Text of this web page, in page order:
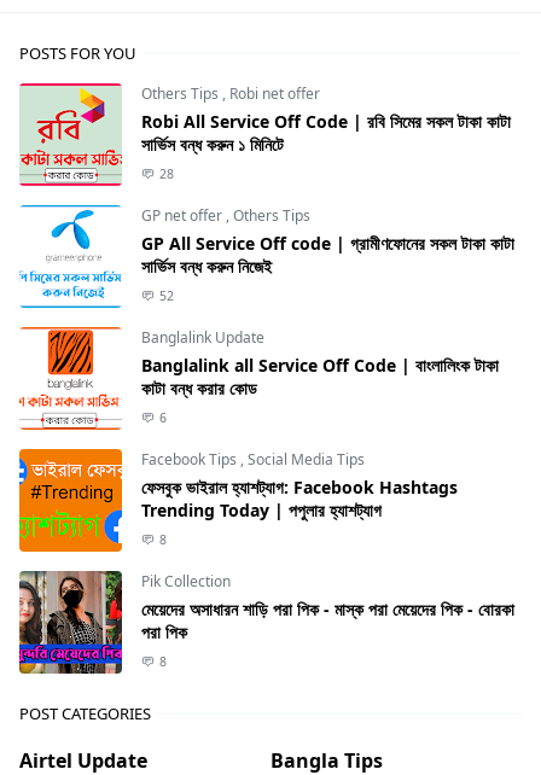
POSTS FOR YOU
Others Tips , Robi net offer
Robi All Service Off Code | রবি সিমের সকল টাকা কাটা
সার্ভিস বন্ধ করুন ১ মিনিটে
28
GP net offer ,Others Tips
GP All Service Off code | গ্রামীণফোনের সকল টাকা কাটা
সার্ভিস বন্ধ করুন নিজেই
52
Banglalink Update
Banglalink all Service Off Code | বাংলালিংক টাকা
কাটা বন্ধ করার কোড
6
Facebook Tips ,Social Media Tips
ফেসবুক ভাইরাল হ্যাশট্যাগ: Facebook Hashtags
Trending Today | পপুলার হ্যাশট্যাগ
8
Pik Collection
মেয়েদের অসাধারন শাড়ি পরা পিক - মাস্ক পরা মেয়েদের পিক - বোরকা
পরা পিক
8
POST CATEGORIES
Airtel Update
Bangla Tips